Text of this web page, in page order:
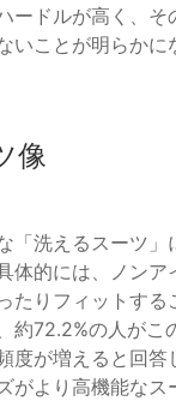
ードルが高く、
いことが明らかに
像
「洗えるスーツ」
体的には、ノンア
たりフィットする
約72.2%の人がこ
度が増えると回答
がより高機能なス